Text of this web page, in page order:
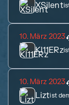
XSilent
10. März 2023
Kl11ERz
10. März 2023
Liztist